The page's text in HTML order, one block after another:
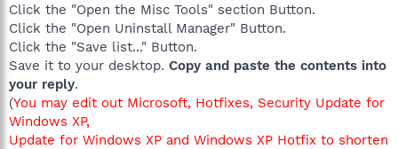
Click the "Open the Misc Tools" section Button.
Click the "Open Uninstall Manager" Button.
Click the "Save list..." Button.
Save it to your desktop. Copy and paste the contents into
your reply.
(You may edit out Microsoft, Hotfixes, Security Update for
Windows XP,
Update for Windows XP and Windows XP Hotfix to shorten